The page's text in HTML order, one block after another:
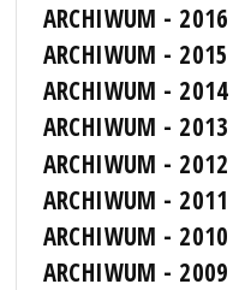
ARCHIWUM - 2016
ARCHIWUM - 2015
ARCHIWUM - 2014
ARCHIWUM - 2013
ARCHIWUM - 2012
ARCHIWUM - 2011
ARCHIWUM - 2010
ARCHIWUM - 2009